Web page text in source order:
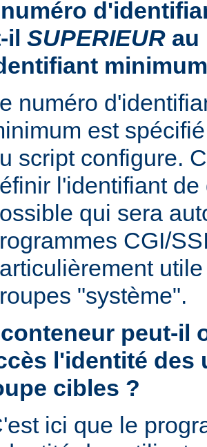
il SUPERIEUR au
numéro
est
script configure.
l'identifiant
qui sera
CGI/
"système".
peut-il
l'identité des
cibles ?
ici que le